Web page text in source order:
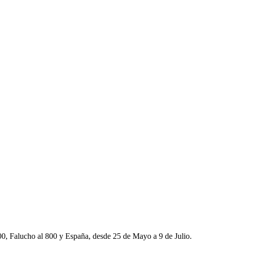
Falucho al 800 y España, desde 25 de Mayo a 9 de Julio.